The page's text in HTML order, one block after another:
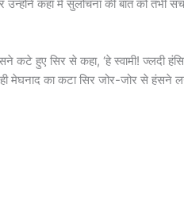
कहा में सुलोचना की बात को तभी
कटे हुए सिर से कहा, ‘हे स्वामी! ज्लदी
मेघनाद का कटा सिर जोर-जोर से हंसने